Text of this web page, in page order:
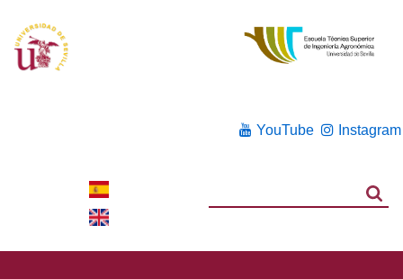
YouTube Instagram